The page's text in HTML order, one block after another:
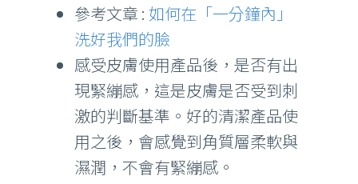
參考文章 : 如何在「一分鐘內」
洗好我們的臉
感受皮膚使用產品後，是否有出
現緊繃感，這是皮膚是否受到刺
激的判斷基準。好的清潔產品使
用之後，會感覺到角質層柔軟與
濕潤，不會有緊繃感。